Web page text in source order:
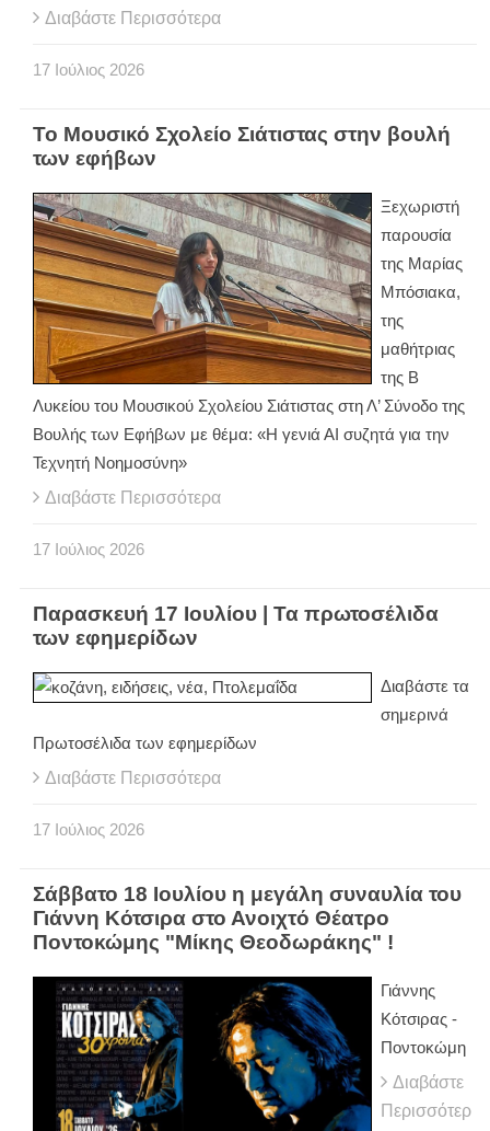
Διαβάστε Περισσότερα
17 Ιούλιος 2026
Το Μουσικό Σχολείο Σιάτιστας στην βουλή
των εφήβων
Ξεχωριστή
παρουσία
της Μαρίας
Μπόσιακα,
της
μαθήτριας
της Β
Λυκείου του Μουσικού Σχολείου Σιάτιστας στη Λ’ Σύνοδο της
Βουλής των Εφήβων με θέμα: «Η γενιά ΑΙ συζητά για την
Τεχνητή Νοημοσύνη»
Διαβάστε Περισσότερα
17 Ιούλιος 2026
Παρασκευή 17 Ιουλίου | Τα πρωτοσέλιδα
των εφημερίδων
Διαβάστε τα
σημερινά
Πρωτοσέλιδα των εφημερίδων
Διαβάστε Περισσότερα
17 Ιούλιος 2026
Σάββατο 18 Ιουλίου η μεγάλη συναυλία του
Γιάννη Κότσιρα στο Ανοιχτό Θέατρο
Ποντοκώμης "Μίκης Θεοδωράκης" !
Γιάννης
Κότσιρας -
Ποντοκώμη
Διαβάστε
Περισσότερ